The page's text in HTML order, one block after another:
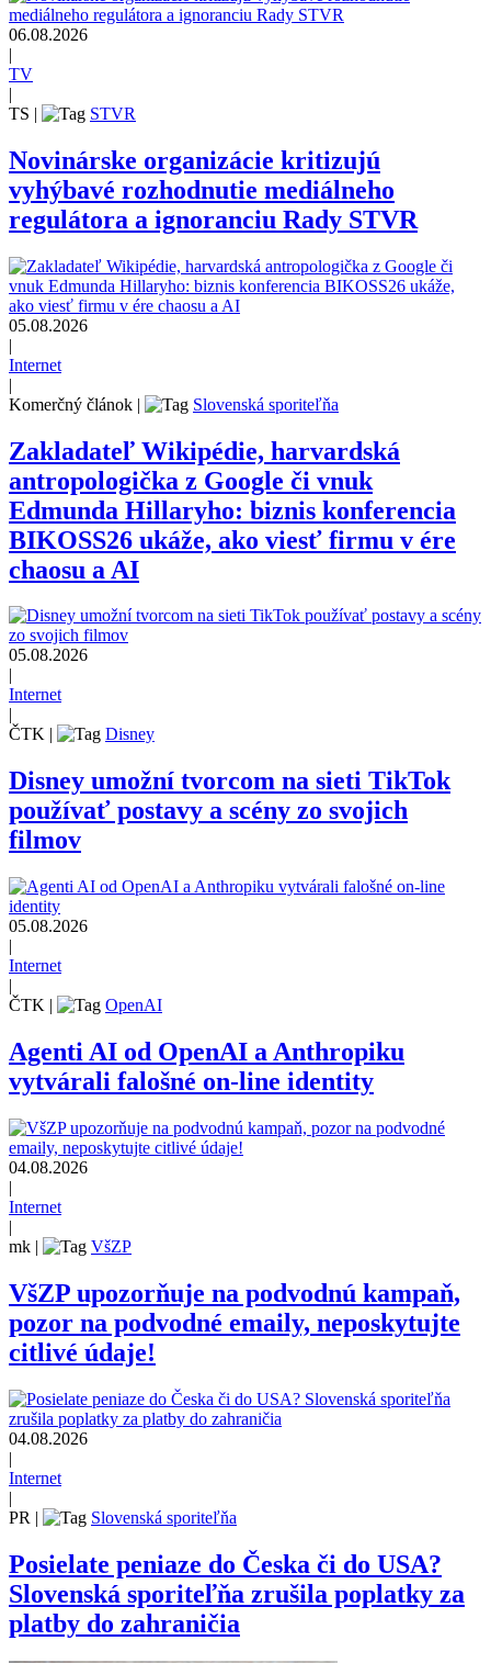
06.08.2026
|
TV
|
TS | STVR
Novinárske organizácie kritizujú
vyhýbavé rozhodnutie mediálneho
regulátora a ignoranciu Rady STVR
05.08.2026
|
Internet
|
Komerčný článok | Slovenská sporiteľňa
Zakladateľ Wikipédie, harvardská
antropologička z Google či vnuk
Edmunda Hillaryho: biznis konferencia
BIKOSS26 ukáže, ako viesť firmu v ére
chaosu a AI
05.08.2026
Internet
ČTK
Disney
Disney umožní tvorcom na sieti TikTok
používať postavy a scény zo svojich
filmov
05.08.2026
|
Internet
|
ČTK | OpenAI
Agenti AI od OpenAI a Anthropiku
vytvárali falošné on-line identity
04.08.2026
|
Internet
|
mk | VšZP
VšZP upozorňuje na podvodnú kampaň,
pozor na podvodné emaily, neposkytujte
citlivé údaje!
04.08.2026
|
Internet
|
PR | Slovenská sporiteľňa
Posielate peniaze do Česka či do USA?
Slovenská sporiteľňa zrušila poplatky za
platby do zahraničia